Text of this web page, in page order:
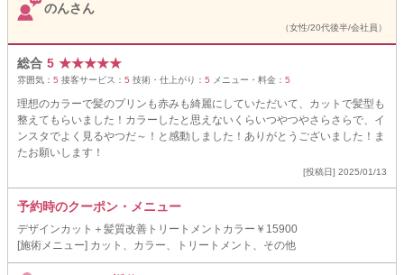
のんさん
（女性/20代後半/会社員）
総合 5 ★★★★★
雰囲気： 5 接客サービス： 5 技術・仕上がり： 5 メニュー・料金： 5
理想のカラーで髪のプリンも赤みも綺麗にしていただいて、カットで髪型も
整えてもらいました！カラーしたと思えないくらいつやつやさらさらで、イ
ンスタでよく見るやつだ～！と感動しました！ありがとうございました！ま
たお願いします！
[投稿日] 2025/01/13
予約時のクーポン・メニュー
デザインカット＋髪質改善トリートメントカラー￥15900
[施術メニュー] カット、カラー、トリートメント、その他